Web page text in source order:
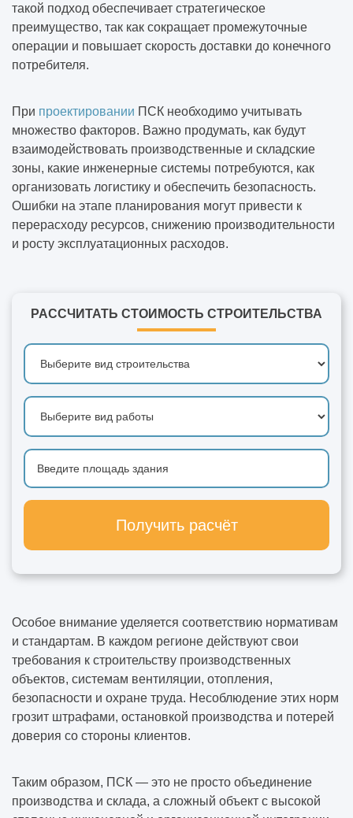
такой подход обеспечивает стратегическое
преимущество, так как сокращает промежуточные
операции и повышает скорость доставки до конечного
потребителя.
При проектировании ПСК необходимо учитывать
множество факторов. Важно продумать, как будут
взаимодействовать производственные и складские
зоны, какие инженерные системы потребуются, как
организовать логистику и обеспечить безопасность.
Ошибки на этапе планирования могут привести к
перерасходу ресурсов, снижению производительности
и росту эксплуатационных расходов.
РАССЧИТАТЬ СТОИМОСТЬ СТРОИТЕЛЬСТВА
Получить расчёт
Особое внимание уделяется соответствию нормативам
и стандартам. В каждом регионе действуют свои
требования к строительству производственных
объектов, системам вентиляции, отопления,
безопасности и охране труда. Несоблюдение этих норм
грозит штрафами, остановкой производства и потерей
доверия со стороны клиентов.
Таким образом, ПСК — это не просто объединение
производства и склада, а сложный объект с высокой